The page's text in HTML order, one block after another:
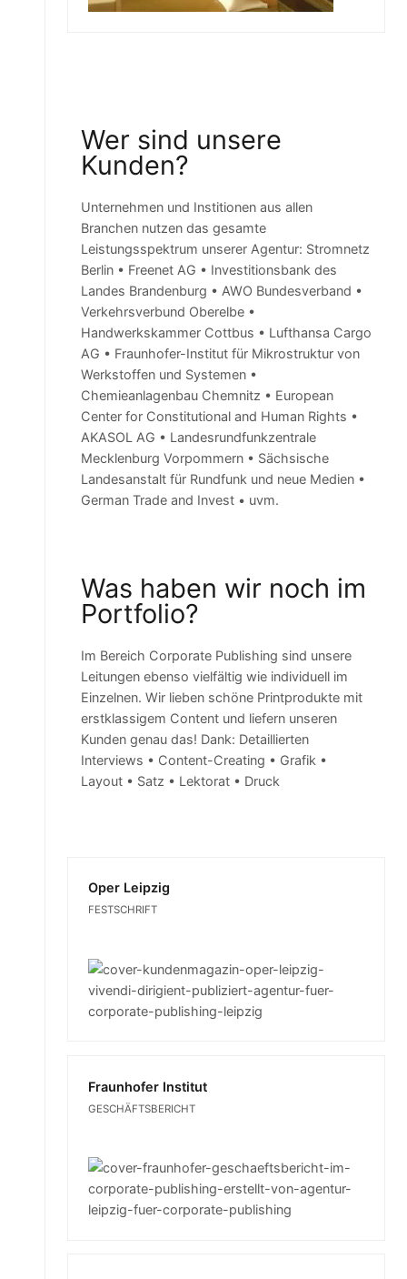
Wer sind unsere
Kunden?
Unternehmen und Institionen aus allen
Branchen nutzen das gesamte
Leistungsspektrum unserer Agentur: Stromnetz
Berlin • Freenet AG • Investitionsbank des
Landes Brandenburg • AWO Bundesverband •
Verkehrsverbund Oberelbe •
Handwerkskammer Cottbus • Lufthansa Cargo
AG • Fraunhofer-Institut für Mikrostruktur von
Werkstoffen und Systemen •
Chemieanlagenbau Chemnitz • European
Center for Constitutional and Human Rights •
AKASOL AG • Landesrundfunkzentrale
Mecklenburg Vorpommern • Sächsische
Landesanstalt für Rundfunk und neue Medien •
German Trade and Invest • uvm.
Was haben wir noch im
Portfolio?
Im Bereich Corporate Publishing sind unsere
Leitungen ebenso vielfältig wie individuell im
Einzelnen. Wir lieben schöne Printprodukte mit
erstklassigem Content und liefern unseren
Kunden genau das! Dank: Detaillierten
Interviews • Content-Creating • Grafik •
Layout • Satz • Lektorat • Druck
Oper Leipzig
FESTSCHRIFT
Fraunhofer Institut
GESCHÄFTSBERICHT